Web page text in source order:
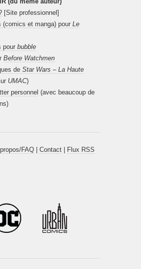
[Site professionnel]
(comics et manga) pour Le
pour bubble
Before Watchmen
de Star Wars – La Haute
UMAC)
personnel (avec beaucoup de
FAQ| Contact| Flux RSS